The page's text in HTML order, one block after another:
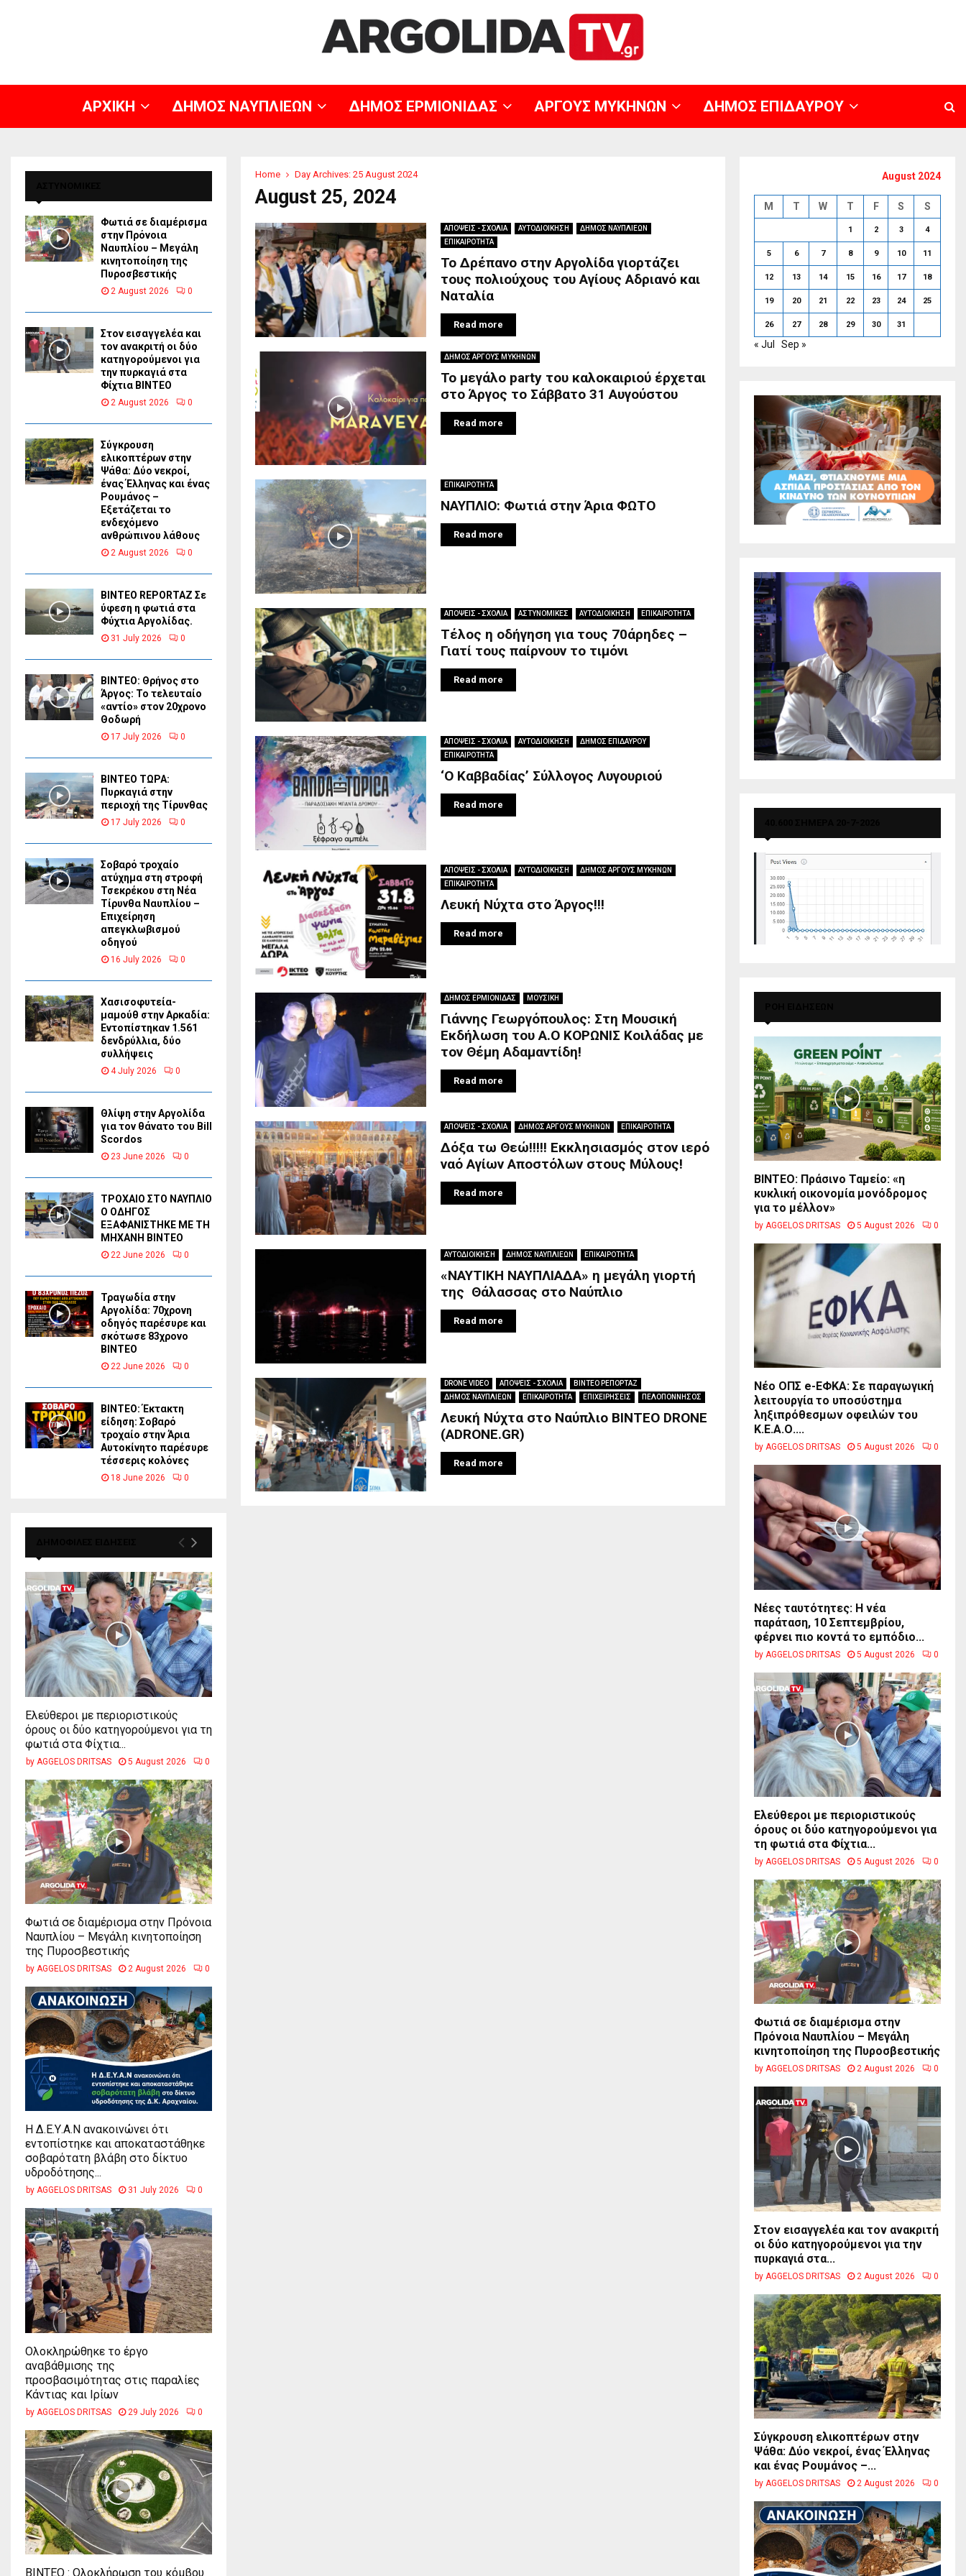
ΑΡΧΙΚΗ ΔΗΜΟΣ ΝΑΥΠΛΙΕΩΝ ΔΗΜΟΣ ΕΡΜΙΟΝΙΔΑΣ ΑΡΓΟΥΣ ΜΥΚΗΝΩΝ ΔΗΜΟΣ ΕΠΙΔΑΥΡΟΥ
Home Day Archives: 25 August 2024
August 25, 2024
ΑΠΟΨΕΙΣ - ΣΧΟΛΙΑ ΑΥΤΟΔΙΟΙΚΗΣΗ
ΔΗΜΟΣ ΝΑΥΠΛΙΕΩΝ
ΕΠΙΚΑΙΡΟΤΗΤΑ
Το Δρέπανο στην Αργολίδα γιορτάζει
τους πολιούχους του Αγίους Αδριανό και
Ναταλία
Read more
ΔΗΜΟΣ ΑΡΓΟΥΣ ΜΥΚΗΝΩΝ
Το μεγάλο party του καλοκαιριού έρχεται
στο Άργος το Σάββατο 31 Αυγούστου
Read more
ΕΠΙΚΑΙΡΟΤΗΤΑ
ΝΑΥΠΛΙΟ: Φωτιά στην Άρια ΦΩΤΟ
Read more
ΑΠΟΨΕΙΣ - ΣΧΟΛΙΑ ΑΣΤΥΝΟΜΙΚΕΣ ΑΥΤΟΔΙΟΙΚΗΣΗ ΕΠΙΚΑΙΡΟΤΗΤΑ
Τέλος η οδήγηση για τους 70άρηδες –
Γιατί τους παίρνουν το τιμόνι
Read more
ΑΠΟΨΕΙΣ - ΣΧΟΛΙΑ ΑΥΤΟΔΙΟΙΚΗΣΗ
ΔΗΜΟΣ ΕΠΙΔΑΥΡΟΥ
ΕΠΙΚΑΙΡΟΤΗΤΑ
‘Ο Καββαδίας’ Σύλλογος Λυγουριού
Read more
ΑΠΟΨΕΙΣ - ΣΧΟΛΙΑ ΑΥΤΟΔΙΟΙΚΗΣΗ
ΔΗΜΟΣ ΑΡΓΟΥΣ ΜΥΚΗΝΩΝ
ΕΠΙΚΑΙΡΟΤΗΤΑ
Λευκή Νύχτα στο Άργος!!!
Read more
ΔΗΜΟΣ ΕΡΜΙΟΝΙΔΑΣ ΜΟΥΣΙΚΗ
Γιάννης Γεωργόπουλος: Στη Μουσική
Εκδήλωση του Α.Ο ΚΟΡΩΝΙΣ Κοιλάδας με
τον Θέμη Αδαμαντίδη!
Read more
ΑΠΟΨΕΙΣ - ΣΧΟΛΙΑ ΔΗΜΟΣ ΑΡΓΟΥΣ ΜΥΚΗΝΩΝ ΕΠΙΚΑΙΡΟΤΗΤΑ
Δόξα τω Θεώ!!!!! Εκκλησιασμός στον ιερό
ναό Αγίων Αποστόλων στους Μύλους!
Read more
ΑΥΤΟΔΙΟΙΚΗΣΗ ΔΗΜΟΣ ΝΑΥΠΛΙΕΩΝ ΕΠΙΚΑΙΡΟΤΗΤΑ
«ΝΑΥΤΙΚΗ ΝΑΥΠΛΙΑΔΑ» η μεγάλη γιορτή
της Θάλασσας στο Ναύπλιο
Read more
DRONE VIDEO ΑΠΟΨΕΙΣ - ΣΧΟΛΙΑ
ΒΙΝΤΕΟ ΡΕΠΟΡΤΑΖ
ΔΗΜΟΣ ΝΑΥΠΛΙΕΩΝ
ΕΠΙΚΑΙΡΟΤΗΤΑ ΕΠΙΧΕΙΡΗΣΕΙΣ ΠΕΛΟΠΟΝΝΗΣΟΣ
Λευκή Νύχτα στο Ναύπλιο BINTEO DRONE
(ADRONE.GR)
Read more
Φωτιά σε διαμέρισμα
στην Πρόνοια
Ναυπλίου – Μεγάλη
κινητοποίηση της
Πυροσβεστικής
2 August 2026 0
Στον εισαγγελέα και
τον ανακριτή οι δύο
κατηγορούμενοι για
την πυρκαγιά στα
Φίχτια ΒΙΝΤΕΟ
2 August 2026 0
Σύγκρουση
ελικοπτέρων στην
Ψάθα: Δύο νεκροί,
ένας Έλληνας και ένας
Ρουμάνος –
Εξετάζεται το
ενδεχόμενο
ανθρώπινου λάθους
2 August 2026 0
BINTEO REPORTAZ Σε
ύφεση η φωτιά στα
Φύχτια Αργολίδας.
31 July 2026 0
ΒΙΝΤΕΟ: Θρήνος στο
Άργος: Το τελευταίο
«αντίο» στον 20χρονο
Θοδωρή
17 July 2026 0
ΒΙΝΤΕΟ ΤΩΡΑ:
Πυρκαγιά στην
περιοχή της Τίρυνθας
17 July 2026 0
Σοβαρό τροχαίο
ατύχημα στη στροφή
Τσεκρέκου στη Νέα
Τίρυνθα Ναυπλίου –
Επιχείρηση
απεγκλωβισμού
οδηγού
16 July 2026 0
Χασισοφυτεία-
μαμούθ στην Αρκαδία:
Εντοπίστηκαν 1.561
δενδρύλλια, δύο
συλλήψεις
4 July 2026 0
Θλίψη στην Αργολίδα
για τον θάνατο του Bill
Scordos
23 June 2026 0
ΤΡΟΧΑΙΟ ΣΤΟ ΝΑΥΠΛΙΟ
Ο ΟΔΗΓΟΣ
ΕΞΑΦΑΝΙΣΤΗΚΕ ΜΕ ΤΗ
ΜΗΧΑΝΗ ΒΙΝΤΕΟ
22 June 2026 0
Τραγωδία στην
Αργολίδα: 70χρονη
οδηγός παρέσυρε και
σκότωσε 83χρονο
ΒΙΝΤΕΟ
22 June 2026 0
ΒΙΝΤΕΟ: Έκτακτη
είδηση: Σοβαρό
τροχαίο στην Άρια
Αυτοκίνητο παρέσυρε
τέσσερις κολόνες
18 June 2026 0
Ελεύθεροι με περιοριστικούς
όρους οι δύο κατηγορούμενοι για τη
φωτιά στα Φίχτια...
by AGGELOS DRITSAS 5 August 2026 0
Φωτιά σε διαμέρισμα στην Πρόνοια
Ναυπλίου – Μεγάλη κινητοποίηση
της Πυροσβεστικής
by AGGELOS DRITSAS 2 August 2026 0
Η Δ.Ε.Υ.Α.Ν ανακοινώνει ότι
εντοπίστηκε και αποκαταστάθηκε
σοβαρότατη βλάβη στο δίκτυο
υδροδότησης...
by AGGELOS DRITSAS 31 July 2026 0
Ολοκληρώθηκε το έργο
αναβάθμισης της
προσβασιμότητας στις παραλίες
Κάντιας και Ιρίων
by AGGELOS DRITSAS 29 July 2026 0
ΒΙΝΤΕΟ : Ολοκλήρωση του κόμβου
August 2024
M T W T F S S
1 2 3 4
5 6 7 8 9 10 11
12 13 14 15 16 17 18
19 20 21 22 23 24 25
26 27 28 29 30 31
« Jul Sep »
BINTEO: Πράσινο Ταμείο: «η
κυκλική οικονομία μονόδρομος
για το μέλλον»
by AGGELOS DRITSAS 5 August 2026 0
Νέο ΟΠΣ e-ΕΦΚΑ: Σε παραγωγική
λειτουργία το υποσύστημα
ληξιπρόθεσμων οφειλών του
Κ.Ε.Α.Ο....
by AGGELOS DRITSAS 5 August 2026 0
Νέες ταυτότητες: Η νέα
παράταση, 10 Σεπτεμβρίου,
φέρνει πιο κοντά το εμπόδιο...
by AGGELOS DRITSAS 5 August 2026 0
Ελεύθεροι με περιοριστικούς
όρους οι δύο κατηγορούμενοι για
τη φωτιά στα Φίχτια...
by AGGELOS DRITSAS 5 August 2026 0
Φωτιά σε διαμέρισμα στην
Πρόνοια Ναυπλίου – Μεγάλη
κινητοποίηση της Πυροσβεστικής
by AGGELOS DRITSAS 2 August 2026 0
Στον εισαγγελέα και τον ανακριτή
οι δύο κατηγορούμενοι για την
πυρκαγιά στα...
by AGGELOS DRITSAS 2 August 2026 0
Σύγκρουση ελικοπτέρων στην
Ψάθα: Δύο νεκροί, ένας Έλληνας
και ένας Ρουμάνος –...
by AGGELOS DRITSAS 2 August 2026 0